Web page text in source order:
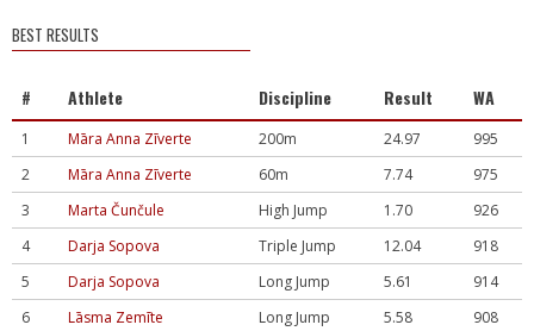
BEST RESULTS
# Athlete Discipline Result WA
1 Māra Anna Zīverte 200m 24.97
995
2
Māra Anna Zīverte 60m 7.74
975
3
Marta Čunčule High Jump 1.70
926
4
Darja Sopova Triple Jump 12.04
918
5
Darja Sopova Long Jump 5.61
914
6
Lāsma Zemīte Long Jump 5.58
908